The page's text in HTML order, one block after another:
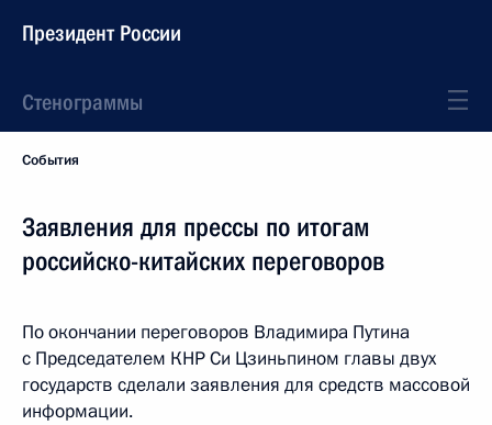
Президент России
Стенограммы
События
Заявления для прессы по итогам
российско-китайских переговоров
По окончании переговоров Владимира Путина
с Председателем КНР Си Цзиньпином главы двух
государств сделали заявления для средств массовой
информации.